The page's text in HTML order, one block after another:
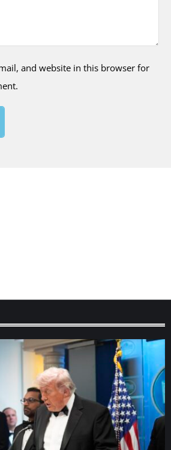
and website in this browser for